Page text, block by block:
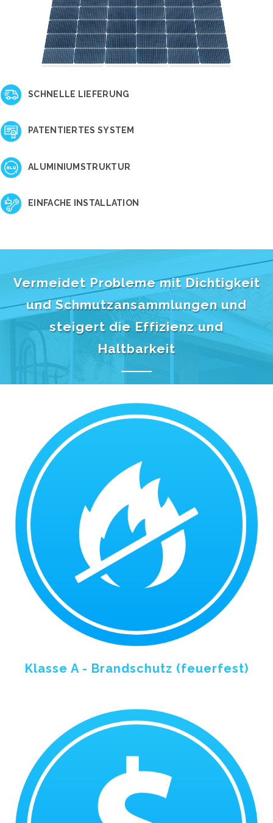
SCHNELLE LIEFERUNG
PATENTIERTES SYSTEM
ALUMINIUMSTRUKTUR
EINFACHE INSTALLATION
Vermeidet Probleme mit Dichtigkeit
und Schmutzansammlungen und
steigert die Effizienz und
Haltbarkeit
Klasse A - Brandschutz (feuerfest)